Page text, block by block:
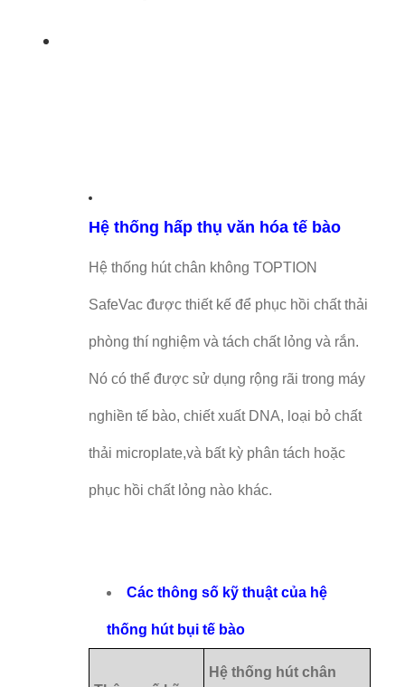
Hệ thống hấp thụ văn hóa tế bào
Hệ thống hút chân không TOPTION
SafeVac được thiết kế để phục hồi chất thải
phòng thí nghiệm và tách chất lỏng và rắn.
Nó có thể được sử dụng rộng rãi trong máy
nghiền tế bào, chiết xuất DNA, loại bỏ chất
thải microplate,và bất kỳ phân tách hoặc
phục hồi chất lỏng nào khác.
Các thông số kỹ thuật của hệ
thống hút bụi tế bào
Hệ thống hút chân